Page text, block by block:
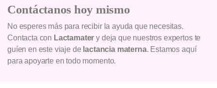
Contáctanos hoy mismo
No esperes más para recibir la ayuda que necesitas.
Contacta con Lactamater y deja que nuestros expertos te
guíen en este viaje de lactancia materna. Estamos aquí
para apoyarte en todo momento.